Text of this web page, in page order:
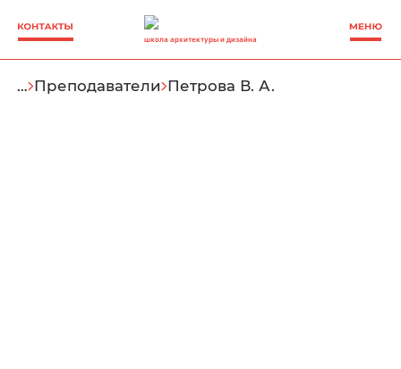
школа архитектуры и дизайна
… Преподаватели Петрова В. А.